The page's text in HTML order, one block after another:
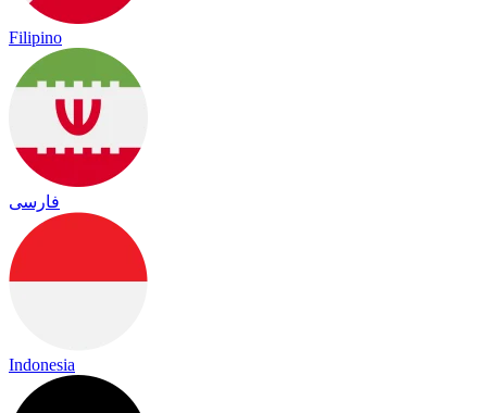
Filipino
فارسی
Indonesia